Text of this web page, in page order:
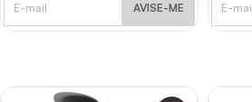
AVISE-ME